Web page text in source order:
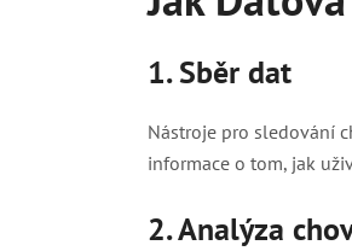
1. Sběr dat
Nástroje pro sledování
informace o tom, jak
2. Analýza